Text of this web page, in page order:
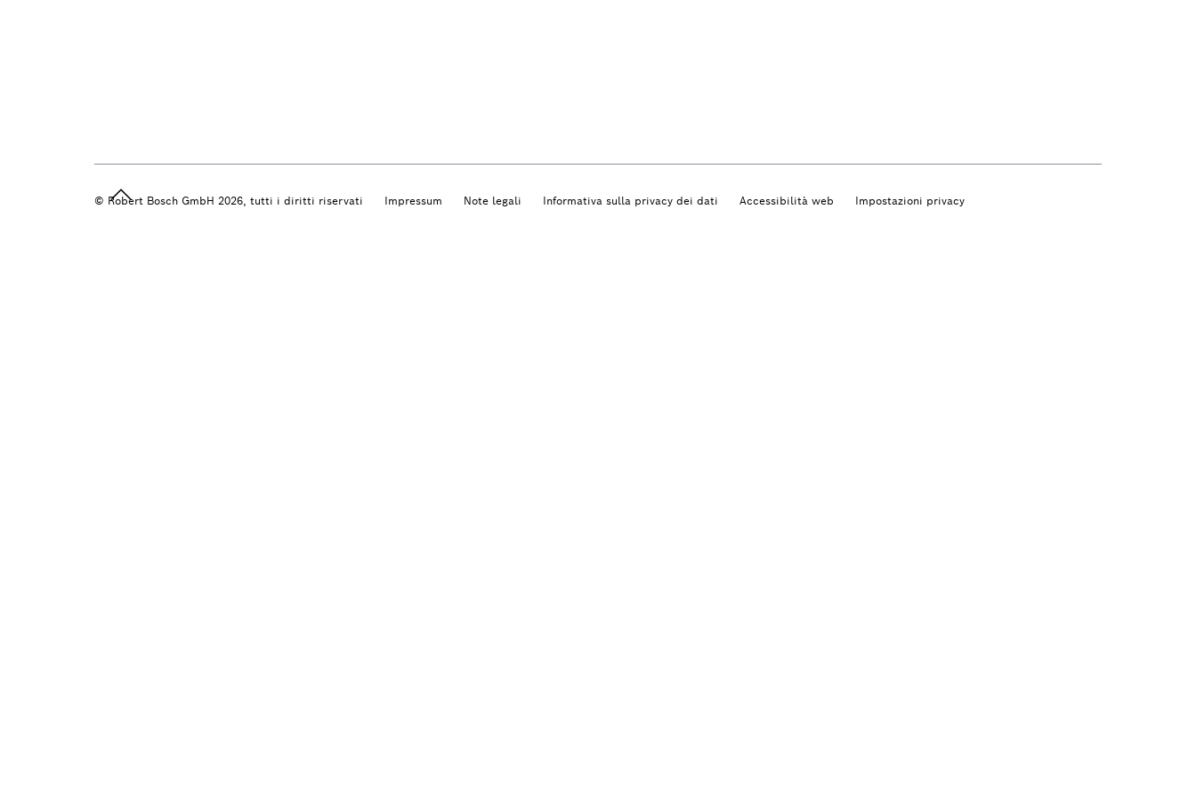
Impressum Note legali Informativa sulla privacy dei dati Accessibilità web Impostazioni privacy
© Robert Bosch GmbH 2026, tutti i diritti riservati